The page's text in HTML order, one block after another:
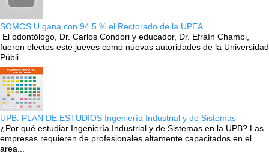
SOMOS U gana con 94.5 % el Rectorado de la UPEA
El odontólogo, Dr. Carlos Condori y educador, Dr. Efraín Chambi,
fueron electos este jueves como nuevas autoridades de la Universidad
Públi...
UPB: PLAN DE ESTUDIOS Ingeniería Industrial y de Sistemas
¿Por qué estudiar Ingeniería Industrial y de Sistemas en la UPB? Las
empresas requieren de profesionales altamente capacitados en el
área...